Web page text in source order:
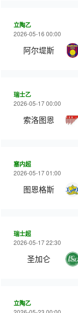
立陶乙
2026-05-16 00:00
阿尔堤斯
瑞士乙
2026-05-17 00:00
索洛图恩
塞内超
2026-05-17 01:00
图恩格斯
瑞士超
2026-05-17 22:30
圣加仑
立陶乙